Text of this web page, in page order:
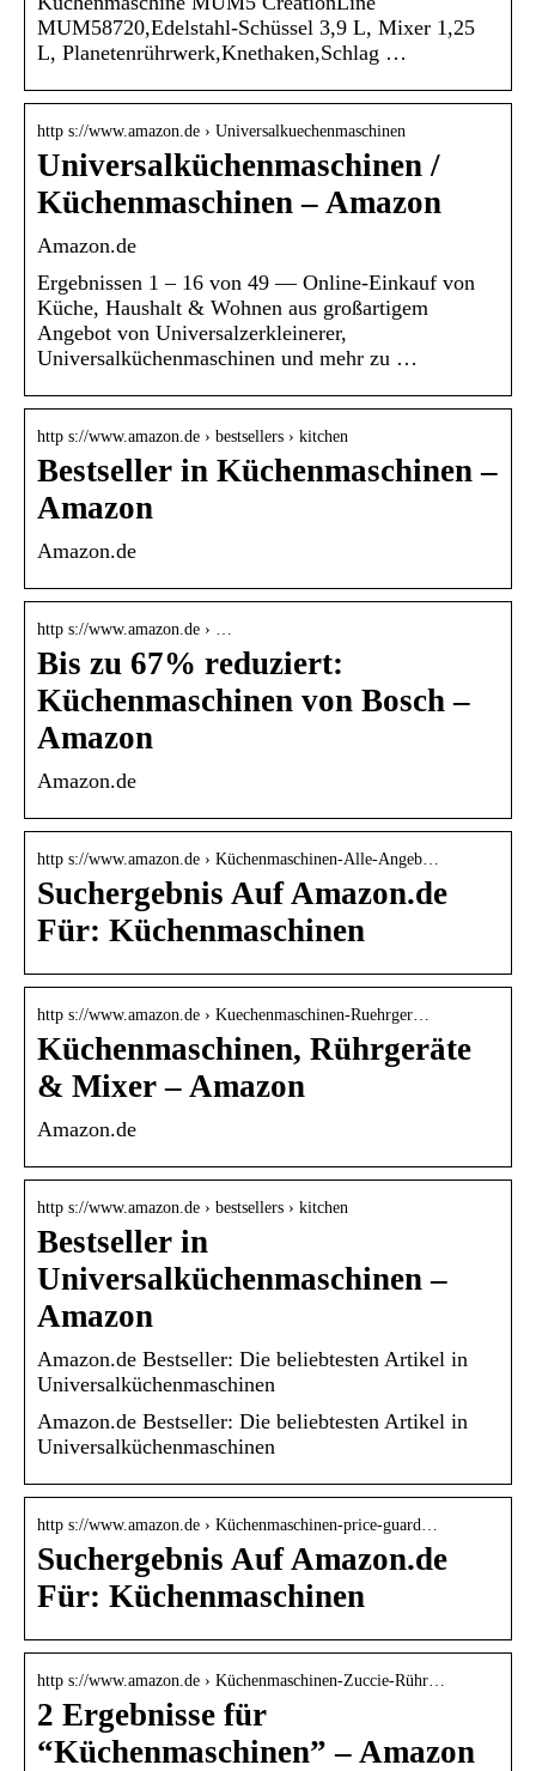
MUM58720,Edelstahl-Schüssel 3,9 L, Mixer 1,25
L, Planetenrührwerk,Knethaken,Schlag …
http s://www.amazon.de › Universalkuechenmaschinen
Universalküchenmaschinen /
Küchenmaschinen – Amazon
Amazon.de
Ergebnissen 1 – 16 von 49 — Online-Einkauf von
Küche, Haushalt & Wohnen aus großartigem
Angebot von Universalzerkleinerer,
Universalküchenmaschinen und mehr zu …
http s://www.amazon.de › bestsellers › kitchen
Bestseller in Küchenmaschinen –
Amazon
Amazon.de
http s://www.amazon.de › …
Bis zu 67% reduziert:
Küchenmaschinen von Bosch –
Amazon
Amazon.de
http s://www.amazon.de › Küchenmaschinen-Alle-Angeb…
Suchergebnis Auf Amazon.de
Für: Küchenmaschinen
http s://www.amazon.de › Kuechenmaschinen-Ruehrger…
Küchenmaschinen, Rührgeräte
& Mixer – Amazon
Amazon.de
http s://www.amazon.de › bestsellers › kitchen
Bestseller in
Universalküchenmaschinen –
Amazon
Amazon.de Bestseller: Die beliebtesten Artikel in
Universalküchenmaschinen
Amazon.de Bestseller: Die beliebtesten Artikel in
Universalküchenmaschinen
http s://www.amazon.de › Küchenmaschinen-price-guard…
Suchergebnis Auf Amazon.de
Für: Küchenmaschinen
http s://www.amazon.de › Küchenmaschinen-Zuccie-Rühr…
2 Ergebnisse für
“Küchenmaschinen” – Amazon